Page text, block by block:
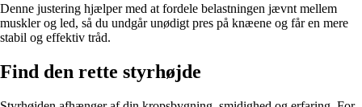
Denne justering hjælper med at fordele belastningen jævnt mellem
muskler og led, så du undgår unødigt pres på knæene og får en mere
stabil og effektiv tråd.
Find den rette styrhøjde